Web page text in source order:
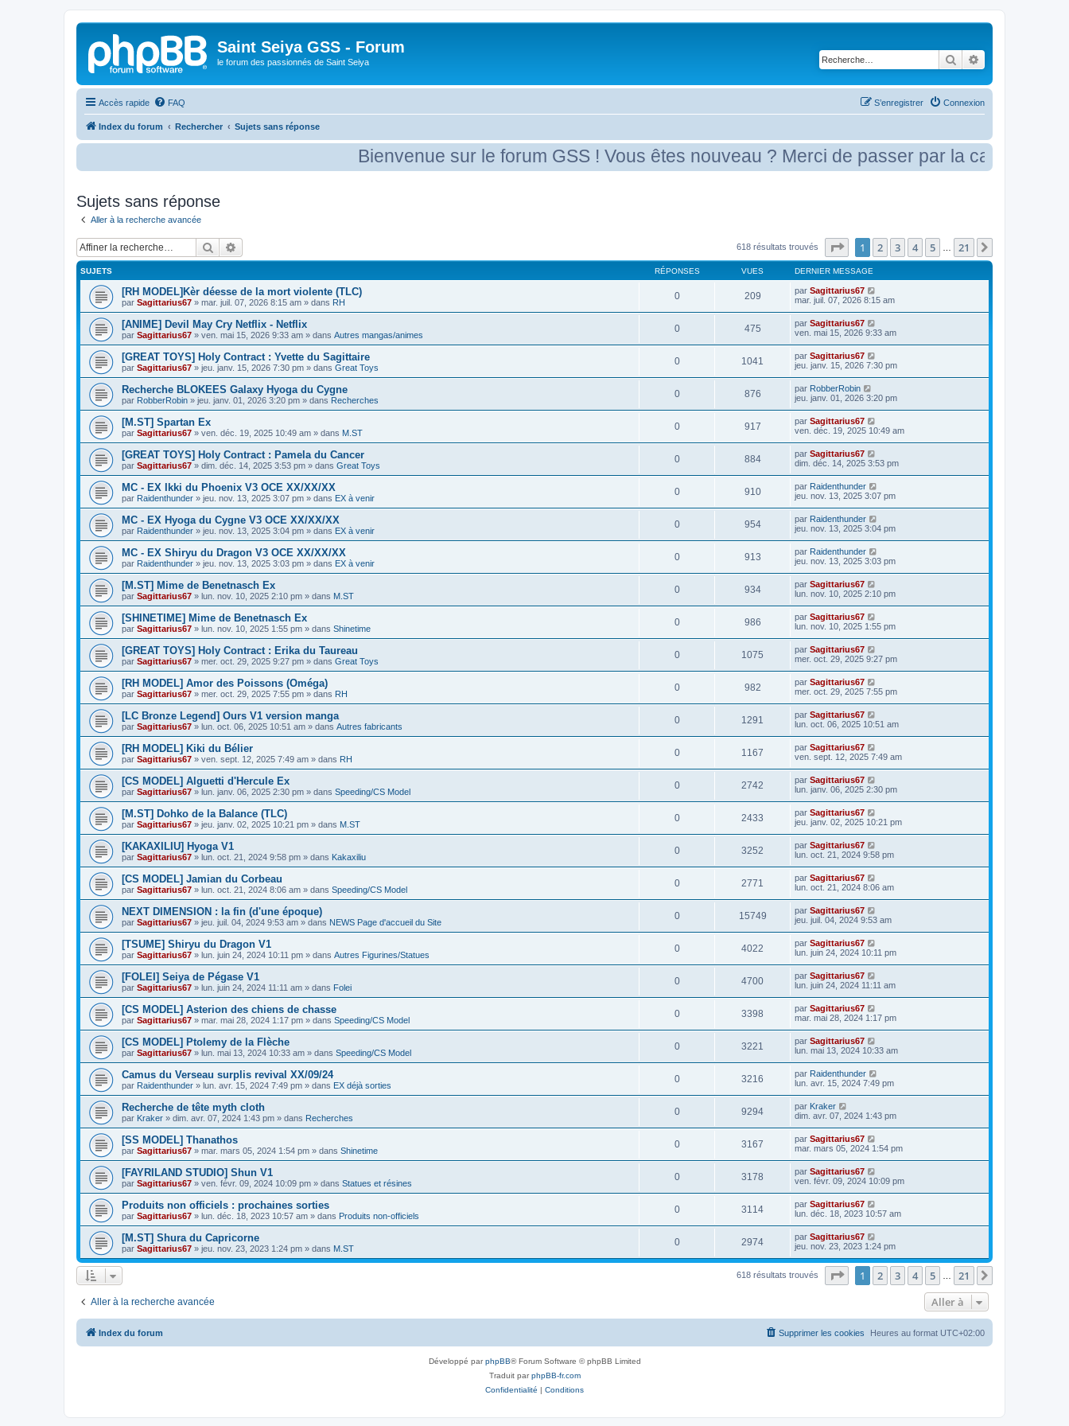
Saint Seiya GSS - Forum
le forum des passionnés de Saint Seiya Rechercher
Accès rapide FAQ Connexion
S’enregistrer
Index du forum Rechercher Sujets sans réponse
Bienvenue sur le forum GSS ! Vous êtes nouveau ? Merci de passer par la case présentation
Sujets sans réponse
Aller à la recherche avancée
Rechercher 618 résultats trouvés Page sur21
1 2 3 4 5 21
SUJETS RÉPONSES VUES DERNIER MESSAGE
[RH MODEL]Kèr déesse de la mort violente (TLC)
par Sagittarius67 » mar. juil. 07, 2026 8:15 am » dans RH
0 209 par Sagittarius67
mar. juil. 07, 2026 8:15 am
[ANIME] Devil May Cry Netflix - Netflix
par Sagittarius67 » ven. mai 15, 2026 9:33 am » dans Autres mangas/animes
0 475 par Sagittarius67
ven. mai 15, 2026 9:33 am
[GREAT TOYS] Holy Contract : Yvette du Sagittaire
par Sagittarius67 » jeu. janv. 15, 2026 7:30 pm » dans Great Toys
0 1041 par Sagittarius67
jeu. janv. 15, 2026 7:30 pm
Recherche BLOKEES Galaxy Hyoga du Cygne
par RobberRobin » jeu. janv. 01, 2026 3:20 pm » dans Recherches
0 876 par RobberRobin
jeu. janv. 01, 2026 3:20 pm
[M.ST] Spartan Ex
par Sagittarius67 » ven. déc. 19, 2025 10:49 am » dans M.ST
0 917 par Sagittarius67
ven. déc. 19, 2025 10:49 am
[GREAT TOYS] Holy Contract : Pamela du Cancer
par Sagittarius67 » dim. déc. 14, 2025 3:53 pm » dans Great Toys
0 884 par Sagittarius67
dim. déc. 14, 2025 3:53 pm
MC - EX Ikki du Phoenix V3 OCE XX/XX/XX
par Raidenthunder » jeu. nov. 13, 2025 3:07 pm » dans EX à venir
0 910 par Raidenthunder
jeu. nov. 13, 2025 3:07 pm
MC - EX Hyoga du Cygne V3 OCE XX/XX/XX
par Raidenthunder » jeu. nov. 13, 2025 3:04 pm » dans EX à venir
0 954 par Raidenthunder
jeu. nov. 13, 2025 3:04 pm
MC - EX Shiryu du Dragon V3 OCE XX/XX/XX
par Raidenthunder » jeu. nov. 13, 2025 3:03 pm » dans EX à venir
0 913 par Raidenthunder
jeu. nov. 13, 2025 3:03 pm
[M.ST] Mime de Benetnasch Ex
par Sagittarius67 » lun. nov. 10, 2025 2:10 pm » dans M.ST
0 934 par Sagittarius67
lun. nov. 10, 2025 2:10 pm
[SHINETIME] Mime de Benetnasch Ex
par Sagittarius67 » lun. nov. 10, 2025 1:55 pm » dans Shinetime
0 986 par Sagittarius67
lun. nov. 10, 2025 1:55 pm
[GREAT TOYS] Holy Contract : Erika du Taureau
par Sagittarius67 » mer. oct. 29, 2025 9:27 pm » dans Great Toys
0 1075 par Sagittarius67
mer. oct. 29, 2025 9:27 pm
[RH MODEL] Amor des Poissons (Oméga)
par Sagittarius67 » mer. oct. 29, 2025 7:55 pm » dans RH
0 982 par Sagittarius67
mer. oct. 29, 2025 7:55 pm
[LC Bronze Legend] Ours V1 version manga
par Sagittarius67 » lun. oct. 06, 2025 10:51 am » dans Autres fabricants
0 1291 par Sagittarius67
lun. oct. 06, 2025 10:51 am
[RH MODEL] Kiki du Bélier
par Sagittarius67 » ven. sept. 12, 2025 7:49 am » dans RH
0 1167 par Sagittarius67
ven. sept. 12, 2025 7:49 am
[CS MODEL] Alguetti d'Hercule Ex
par Sagittarius67 » lun. janv. 06, 2025 2:30 pm » dans Speeding/CS Model
0 2742 par Sagittarius67
lun. janv. 06, 2025 2:30 pm
[M.ST] Dohko de la Balance (TLC)
par Sagittarius67 » jeu. janv. 02, 2025 10:21 pm » dans M.ST
0 2433 par Sagittarius67
jeu. janv. 02, 2025 10:21 pm
[KAKAXILIU] Hyoga V1
par Sagittarius67 » lun. oct. 21, 2024 9:58 pm » dans Kakaxiliu
0 3252 par Sagittarius67
lun. oct. 21, 2024 9:58 pm
[CS MODEL] Jamian du Corbeau
par Sagittarius67 » lun. oct. 21, 2024 8:06 am » dans Speeding/CS Model
0 2771 par Sagittarius67
lun. oct. 21, 2024 8:06 am
NEXT DIMENSION : la fin (d'une époque)
par Sagittarius67 » jeu. juil. 04, 2024 9:53 am » dans NEWS Page d'accueil du Site
0 15749 par Sagittarius67
jeu. juil. 04, 2024 9:53 am
[TSUME] Shiryu du Dragon V1
par Sagittarius67 » lun. juin 24, 2024 10:11 pm » dans Autres Figurines/Statues
0 4022 par Sagittarius67
lun. juin 24, 2024 10:11 pm
[FOLEI] Seiya de Pégase V1
par Sagittarius67 » lun. juin 24, 2024 11:11 am » dans Folei
0 4700 par Sagittarius67
lun. juin 24, 2024 11:11 am
[CS MODEL] Asterion des chiens de chasse
par Sagittarius67 » mar. mai 28, 2024 1:17 pm » dans Speeding/CS Model
0 3398 par Sagittarius67
mar. mai 28, 2024 1:17 pm
[CS MODEL] Ptolemy de la Flèche
par Sagittarius67 » lun. mai 13, 2024 10:33 am » dans Speeding/CS Model
0 3221 par Sagittarius67
lun. mai 13, 2024 10:33 am
Camus du Verseau surplis revival XX/09/24
par Raidenthunder » lun. avr. 15, 2024 7:49 pm » dans EX déjà sorties
0 3216 par Raidenthunder
lun. avr. 15, 2024 7:49 pm
Recherche de tête myth cloth
par Kraker » dim. avr. 07, 2024 1:43 pm » dans Recherches
0 9294 par Kraker
dim. avr. 07, 2024 1:43 pm
[SS MODEL] Thanathos
par Sagittarius67 » mar. mars 05, 2024 1:54 pm » dans Shinetime
0 3167 par Sagittarius67
mar. mars 05, 2024 1:54 pm
[FAYRILAND STUDIO] Shun V1
par Sagittarius67 » ven. févr. 09, 2024 10:09 pm » dans Statues et résines
0 3178 par Sagittarius67
ven. févr. 09, 2024 10:09 pm
Produits non officiels : prochaines sorties
par Sagittarius67 » lun. déc. 18, 2023 10:57 am » dans Produits non-officiels
0 3114 par Sagittarius67
lun. déc. 18, 2023 10:57 am
[M.ST] Shura du Capricorne
par Sagittarius67 » jeu. nov. 23, 2023 1:24 pm » dans M.ST
0 2974 par Sagittarius67
jeu. nov. 23, 2023 1:24 pm
618 résultats trouvés Page sur21
1 2 3 4 5 21
Aller à la recherche avancée Aller à
Index du forum Heures au format UTC+02:00
Supprimer les cookies
Développé parphpBB® Forum Software © phpBB Limited
Traduit parphpBB-fr.com
Confidentialité | Conditions